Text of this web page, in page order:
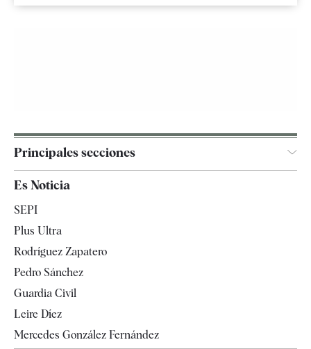
Principales secciones
Televisión
Es Noticia
SEPI
Plus Ultra
Rodríguez Zapatero
Pedro Sánchez
Guardia Civil
Leire Díez
Mercedes González Fernández